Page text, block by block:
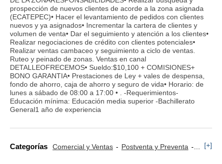
prospección de nuevos clientes de acorde a la zona asignada
(ECATEPEC)• Hacer el levantamiento de pedidos con clientes
nuevos y ya asignados• Incrementar la cartera de clientes y
volumen de venta• Dar el seguimiento y atención a los clientes•
Realizar negociaciones de crédito con clientes potenciales•
Realizar ventas cambaceo y seguimiento a ciclo de ventas.
Ruteo y peinado de zonas. Ventas en canal
DETALLEOFRECEMOS• Sueldo:$10,100 + COMISIONES+
BONO GARANTIA• Prestaciones de Ley + vales de despensa,
fondo de ahorro, caja de ahorro y seguro de vida• Horario: de
lunes a sábado de 08:00 a 17:00 • . -Requerimientos-
Educación mínima: Educación media superior -Bachillerato
General1 año de experiencia
Categorías Comercial y Ventas Postventa y Preventa [+]